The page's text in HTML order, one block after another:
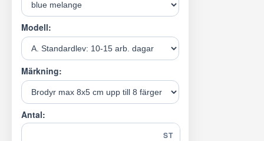
Modell:
Märkning:
Antal:
ST